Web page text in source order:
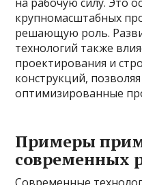
крупномасштабных
решающую роль.
технологий также
проектирования и
конструкций,
оптимизированные
Примеры
современных